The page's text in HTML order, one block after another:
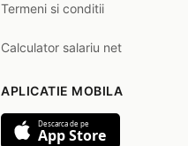
Termeni si conditii
Calculator salariu net
APLICATIE MOBILA
Descarca de pe
App Store